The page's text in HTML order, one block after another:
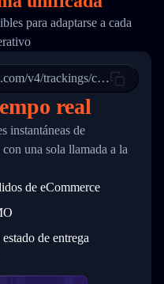
03-08 04: 22: 00",
"Departed
03-06 15:28:00",
"Shipment
"BEIJING-
para adaptarse a cada
v4/trackings/create
real
instantáneas de
una sola llamada a la
de eCommerce
de entrega